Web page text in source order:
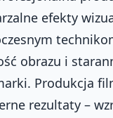
efekty
obrazu i
Produkcja
rezultaty –